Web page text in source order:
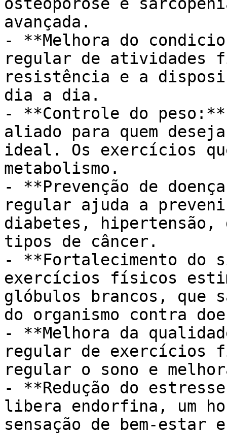
avançada.
- **Melhora do
regular de atividades
resistência e a
dia a dia.
- **Controle do peso:**
aliado para quem
ideal. Os exercícios
metabolismo.
- **Prevenção de
regular ajuda a
diabetes, hipertensão,
tipos de câncer.
- **Fortalecimento do
exercícios físicos
glóbulos brancos, que
do organismo contra
- **Melhora da
regular de exercícios
regular o sono e
- **Redução do
libera endorfina, um
sensação de bem-estar